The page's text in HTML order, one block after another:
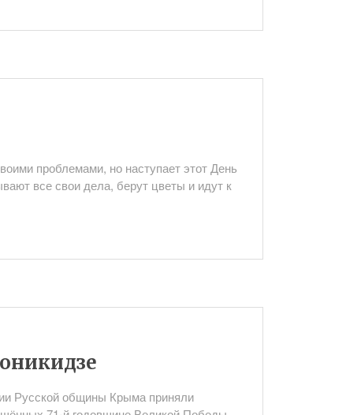
проблемами, но наступает этот День
все свои дела, берут цветы и идут к
Русской общины Крыма приняли